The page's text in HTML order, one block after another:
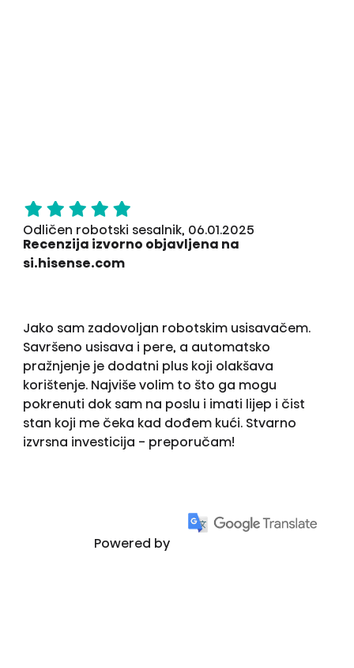
Odličen robotski sesalnik, 06.01.2025
Recenzija izvorno objavljena na
si.hisense.com
Jako sam zadovoljan robotskim usisavačem.
Savršeno usisava i pere, a automatsko
pražnjenje je dodatni plus koji olakšava
korištenje. Najviše volim to što ga mogu
pokrenuti dok sam na poslu i imati lijep i čist
stan koji me čeka kad dođem kući. Stvarno
izvrsna investicija - preporučam!
Powered by